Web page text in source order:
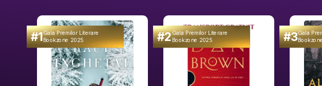
#1Gala Premilor Literare
Bookzone 2025 #2Gala Premilor Literare
Bookzone 2025 #3Gala